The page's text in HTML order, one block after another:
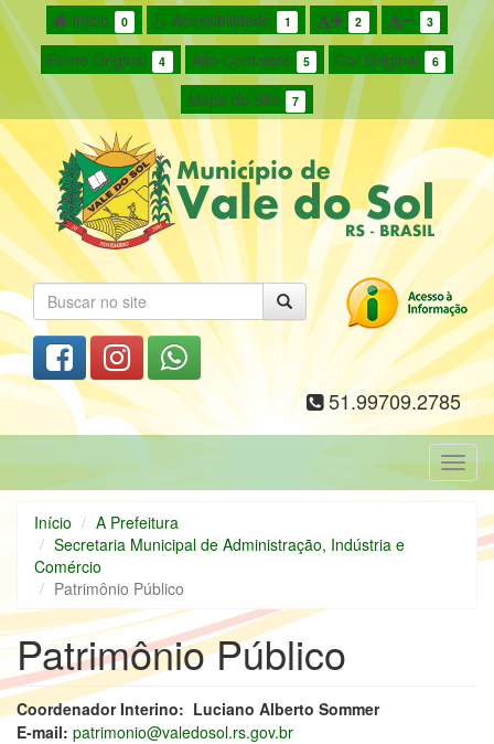
Início 0 Acessibilidade 1 2 3
Fonte Original 4 Alto Contraste 5 Cor Original 6
Mapa do Site 7
51.99709.2785
Início
A Prefeitura
Secretaria Municipal de Administração, Indústria e
Comércio
Patrimônio Público
Patrimônio Público
Coordenador Interino: Luciano Alberto Sommer
E-mail: patrimonio@valedosol.rs.gov.br